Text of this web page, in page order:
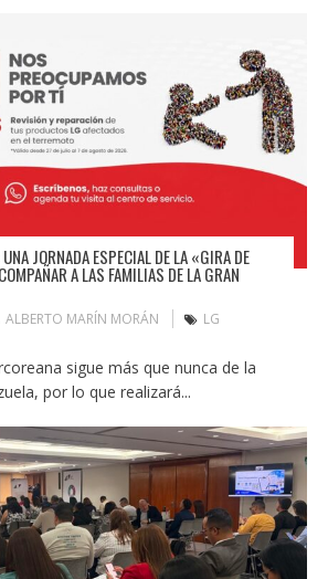
JORNADA ESPECIAL DE LA «GIRA DE
A LAS FAMILIAS DE LA GRAN
ALBERTO MARÍN MORÁN
LG
sigue más que nunca de la
por lo que realizará...